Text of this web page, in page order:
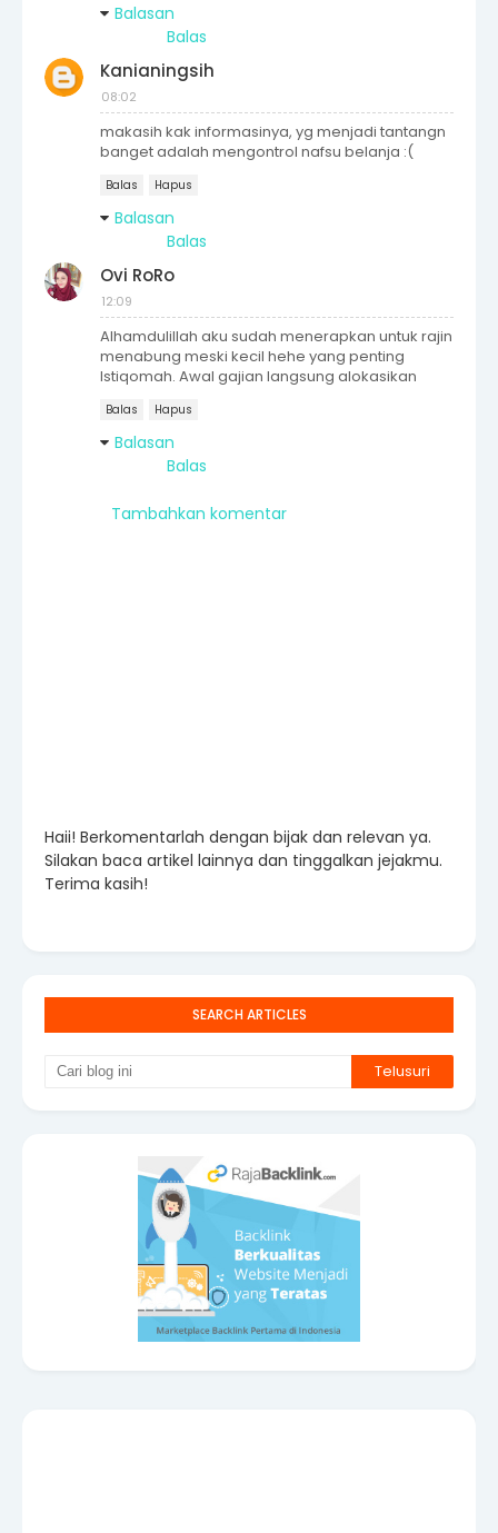
Balasan
Balas
Kanianingsih
08:02
makasih kak informasinya, yg menjadi tantangn
banget adalah mengontrol nafsu belanja :(
Balas Hapus
Balasan
Balas
Ovi RoRo
12:09
Alhamdulillah aku sudah menerapkan untuk rajin
menabung meski kecil hehe yang penting
Istiqomah. Awal gajian langsung alokasikan
Balas Hapus
Balasan
Balas
Tambahkan komentar
Haii! Berkomentarlah dengan bijak dan relevan ya.
Silakan baca artikel lainnya dan tinggalkan jejakmu.
Terima kasih!
SEARCH ARTICLES